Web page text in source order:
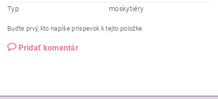
Typ
moskytiéry
Buďte prvý, kto napíše príspevok k tejto položke.
Pridať komentár